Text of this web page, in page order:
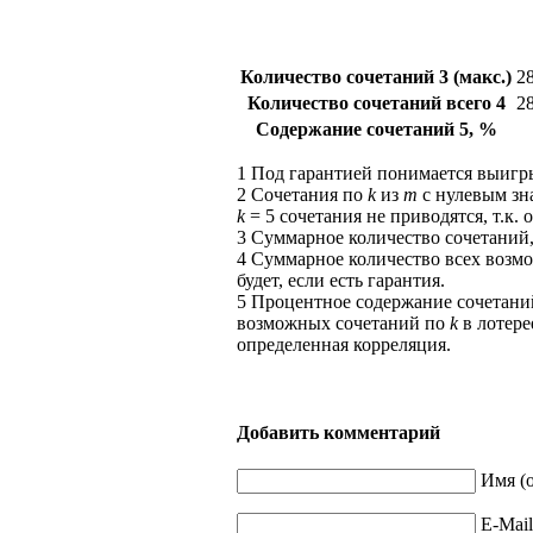
Количество сочетаний 3 (макс.)
Количество сочетаний всего 4
Содержание сочетаний 5, %
1 Под гарантией понимается
2 Сочетания по kиз m с нулевым
k= 5 сочетания не приводятся, т.к.
3 Суммарное количество
4 Суммарное количество всех
будет, если есть гарантия.
5 Процентное содержание
возможных сочетаний по kв
определенная корреляция.
Добавить комментарий
Имя
E-Mail